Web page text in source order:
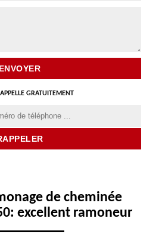
GRATUITEMENT
de cheminée
excellent ramoneur